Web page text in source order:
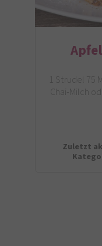
1 Strudel 75
Chai-Milch
Zuletzt